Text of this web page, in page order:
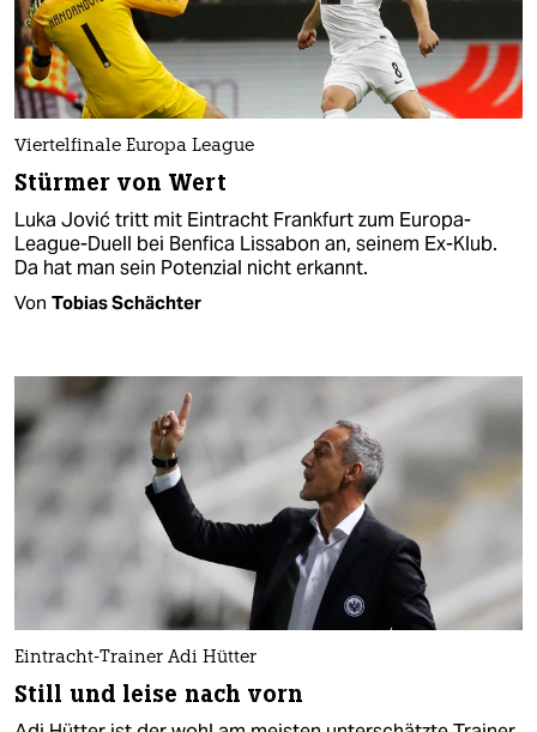
Viertelfinale Europa League
Stürmer von Wert
Luka Jović tritt mit Eintracht Frankfurt zum Europa-
League-Duell bei Benfica Lissabon an, seinem Ex-Klub.
Da hat man sein Potenzial nicht erkannt.
Von Tobias Schächter
Eintracht-Trainer Adi Hütter
Still und leise nach vorn